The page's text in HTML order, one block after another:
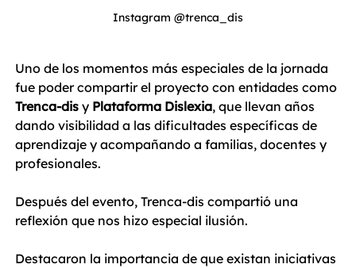
Instagram @trenca_dis
Uno de los momentos más especiales de la jornada
fue poder compartir el proyecto con entidades como
Trenca-dis y Plataforma Dislexia, que llevan años
dando visibilidad a las dificultades específicas de
aprendizaje y acompañando a familias, docentes y
profesionales.
Después del evento, Trenca-dis compartió una
reflexión que nos hizo especial ilusión.
Destacaron la importancia de que existan iniciativas